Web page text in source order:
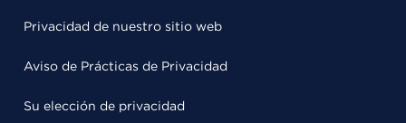
Privacidad de nuestro sitio web
Aviso de Prácticas de Privacidad
Su elección de privacidad